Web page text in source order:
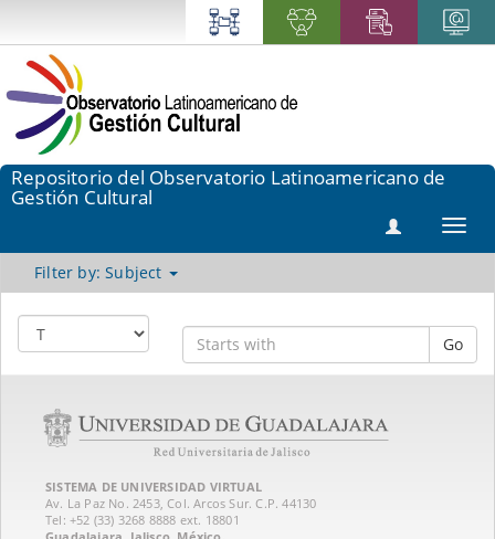
Repositorio del Observatorio Latinoamericano de
Gestión Cultural
Filter by: Subject
Go
SISTEMA DE UNIVERSIDAD VIRTUAL
Av. La Paz No. 2453, Col. Arcos Sur. C.P. 44130
Tel: +52 (33) 3268 8888‏ ext. 18801